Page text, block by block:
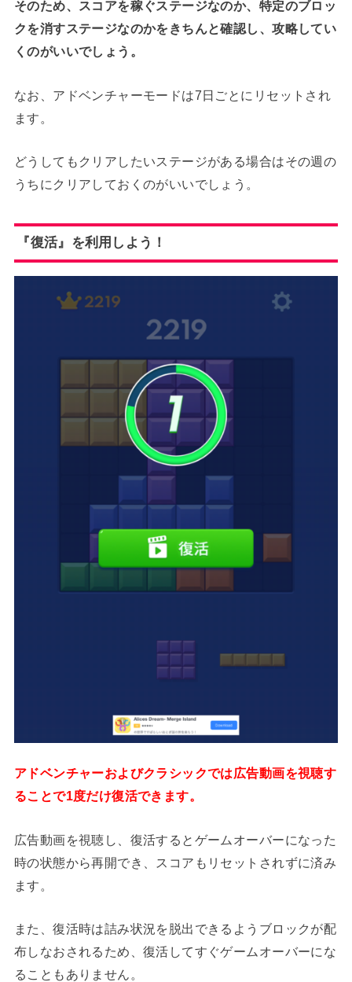
そのため、スコアを稼ぐステージなのか、特定のブロッ
クを消すステージなのかをきちんと確認し、攻略してい
くのがいいでしょう。
なお、アドベンチャーモードは7日ごとにリセットされ
ます。
どうしてもクリアしたいステージがある場合はその週の
うちにクリアしておくのがいいでしょう。
『復活』を利用しよう！
アドベンチャーおよびクラシックでは広告動画を視聴す
ることで1度だけ復活できます。
広告動画を視聴し、復活するとゲームオーバーになった
時の状態から再開でき、スコアもリセットされずに済み
ます。
また、復活時は詰み状況を脱出できるようブロックが配
布しなおされるため、復活してすぐゲームオーバーにな
ることもありません。